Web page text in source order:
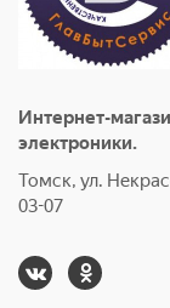
Интернет-
электроники.
Томск, ул.
03-07